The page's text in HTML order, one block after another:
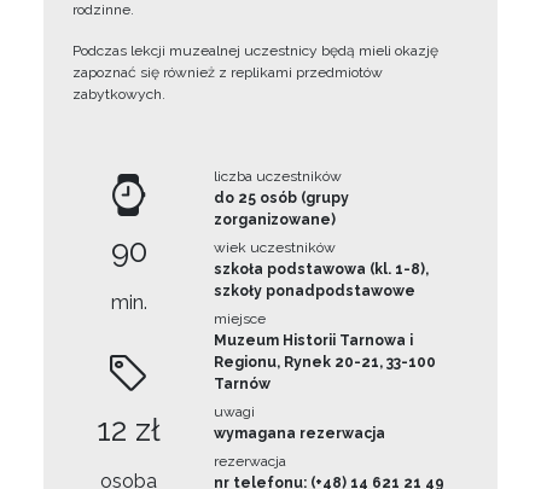
rodzinne.
Podczas lekcji muzealnej uczestnicy będą mieli okazję
zapoznać się również z replikami przedmiotów
zabytkowych.
90
min.
12 zł
osoba
liczba uczestników
do 25 osób (grupy
zorganizowane)
wiek uczestników
szkoła podstawowa (kl. 1-8),
szkoły ponadpodstawowe
miejsce
Muzeum Historii Tarnowa i
Regionu, Rynek 20-21, 33-100
Tarnów
uwagi
wymagana rezerwacja
rezerwacja
nr telefonu: (+48) 14 621 21 49